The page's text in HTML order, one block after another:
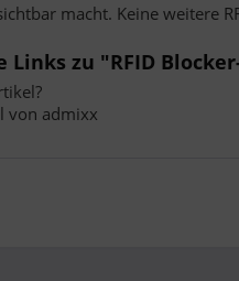
macht. Keine weitere
zu "RFID
von admixx